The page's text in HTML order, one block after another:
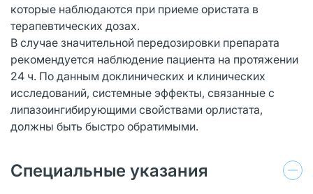
которые наблюдаются при приеме ористата в
терапевтических дозах.
В случае значительной передозировки препарата
рекомендуется наблюдение пациента на протяжении
24 ч. По данным доклинических и клинических
исследований, системные эффекты, связанные с
липазоингибирующими свойствами орлистата,
должны быть быстро обратимыми.
Специальные указания